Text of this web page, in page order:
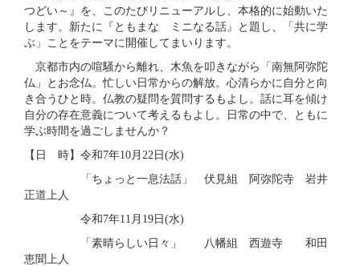
つどい～』を、このたびリニューアルし、本格的に始動いた
します。新たに『ともまな ミニなる話』と題し、「共に学
ぶ」ことをテーマに開催してまいります。
京都市内の喧騒から離れ、木魚を叩きながら「南無阿弥陀
仏」とお念仏。忙しい日常からの解放。心清らかに自分と向
き合うひと時。仏教の疑問を質問するもよし。話に耳を傾け
自分の存在意義について考えるもよし。日常の中で、ともに
学ぶ時間を過ごしませんか？
【日 時】令和7年10月22日(水)
「ちょっと一息法話」 伏見組 阿弥陀寺 岩井
正道上人
令和7年11月19日(水)
「素晴らしい日々」 八幡組 西遊寺 和田
恵聞上人